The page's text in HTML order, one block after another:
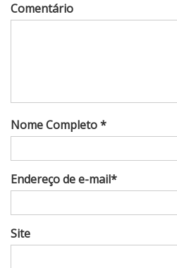
Comentário
Nome Completo *
Endereço de e-mail*
Site